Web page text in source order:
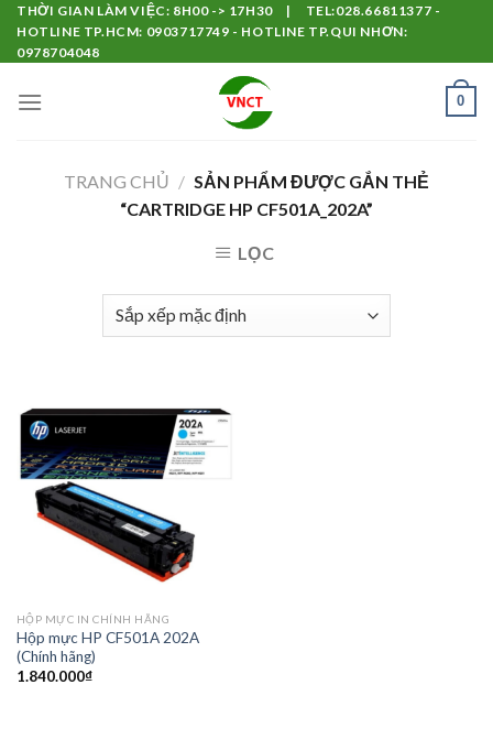
Skip
content
THỜI GIAN LÀM VIỆC: 8H00 -> 17H30 | TEL:028.66811377 -
HOTLINE TP.HCM: 0903717749 - HOTLINE TP.QUI NHƠN:
0978704048
0
TRANG CHỦ / SẢN PHẨM ĐƯỢC GẮN THẺ
“CARTRIDGE HP CF501A_202A”
LỌC
HỘP MỰC IN CHÍNH HÃNG
Hộp mực HP CF501A 202A
(Chính hãng)
1.840.000₫